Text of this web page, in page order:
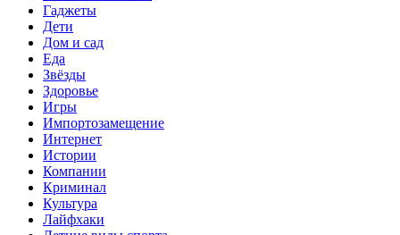
Гаджеты
Дети
Дом и сад
Еда
Звёзды
Здоровье
Игры
Импортозамещение
Интернет
Истории
Компании
Криминал
Культура
Лайфхаки